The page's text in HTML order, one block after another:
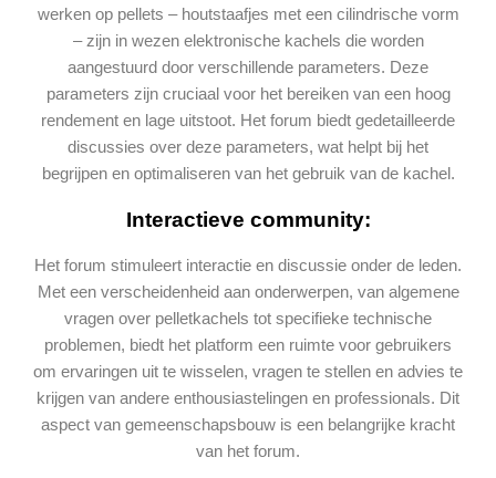
werken op pellets – houtstaafjes met een cilindrische vorm
– zijn in wezen elektronische kachels die worden
aangestuurd door verschillende parameters. Deze
parameters zijn cruciaal voor het bereiken van een hoog
rendement en lage uitstoot. Het forum biedt gedetailleerde
discussies over deze parameters, wat helpt bij het
begrijpen en optimaliseren van het gebruik van de kachel.
Interactieve community:
Het forum stimuleert interactie en discussie onder de leden.
Met een verscheidenheid aan onderwerpen, van algemene
vragen over pelletkachels tot specifieke technische
problemen, biedt het platform een ruimte voor gebruikers
om ervaringen uit te wisselen, vragen te stellen en advies te
krijgen van andere enthousiastelingen en professionals. Dit
aspect van gemeenschapsbouw is een belangrijke kracht
van het forum.